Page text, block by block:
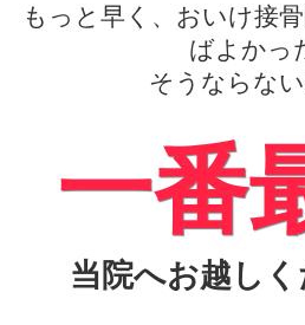
もっと早く、おいけ接
ばよかっ
そうならない
一番
当院へお越しく